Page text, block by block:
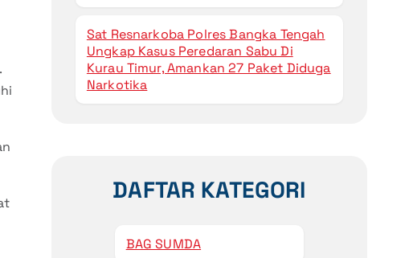
Sat Resnarkoba Polres Bangka Tengah
Ungkap Kasus Peredaran Sabu Di
Kurau Timur, Amankan 27 Paket Diduga
Narkotika
DAFTAR KATEGORI
BAG SUMDA